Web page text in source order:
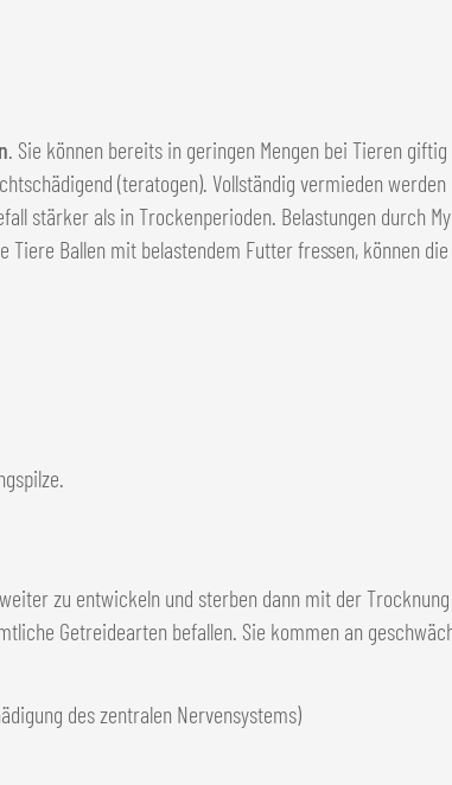
. Sie können bereits in geringen Mengen bei Tieren
(teratogen). Vollständig vermieden
stärker als in Trockenperioden. Belastungen durch
Tiere Ballen mit belastendem Futter fressen, können
zu entwickeln und sterben dann mit der
Getreidearten befallen. Sie kommen an
des zentralen Nervensystems)